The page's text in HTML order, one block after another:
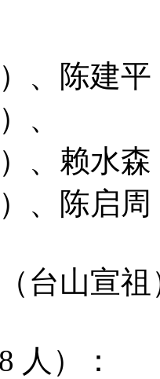
、陈建
、
、赖水
、 陈启
台山宣祖
8 人）：